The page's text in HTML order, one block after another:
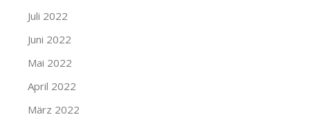
Juli 2022
Juni 2022
Mai 2022
April 2022
März 2022